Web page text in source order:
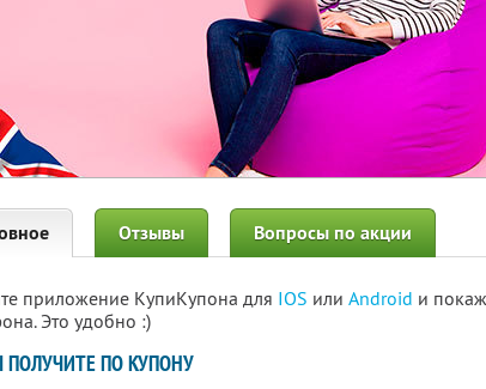
Отзывы Вопросы по акции
приложение КупиКупона для IOS или Android и
Это удобно :)
ПОЛУЧИТЕ ПО КУПОНУ